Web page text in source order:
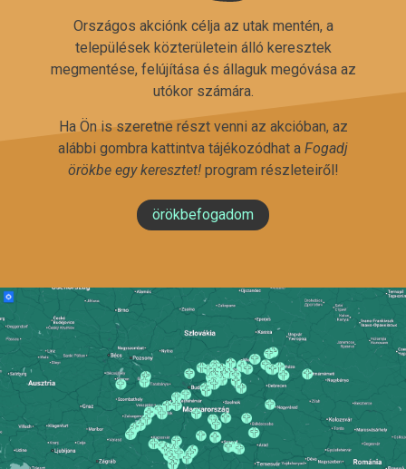
Országos akciónk célja az utak mentén, a
települések közterületein álló keresztek
megmentése, felújítása és állaguk megóvása az
utókor számára.
Ha Ön is szeretne részt venni az akcióban, az
alábbi gombra kattintva tájékozódhat a Fogadj
örökbe egy keresztet!program részleteiről!
örökbefogadom